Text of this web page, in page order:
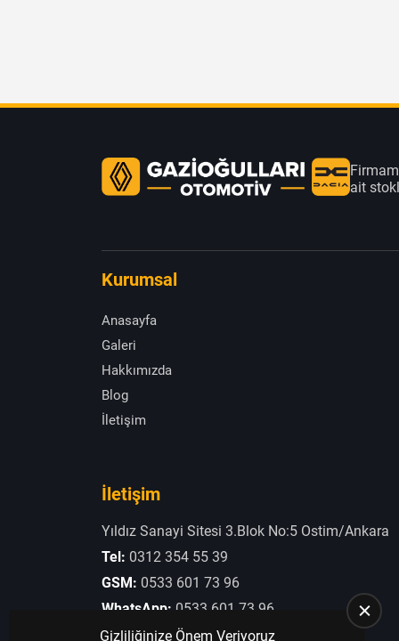
ait
Kurumsal
Anasayfa
Galeri
Hakkımızda
Blog
İletişim
İletişim
Yıldız Sanayi Sitesi 3.Blok No:5 Ostim/Ankara
Tel: 0312 354 55 39
GSM: 0533 601 73 96
WhatsApp: 0533 601 73 96
E-Posta:otogaziogullari@hotmail.com
Gizliliğinize Önem Veriyoruz